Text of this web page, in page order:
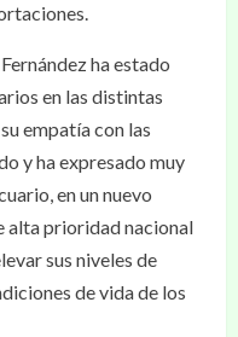
ha estado
en las distintas
empatía con las
y ha expresado muy
en un nuevo
alta prioridad nacional
sus niveles de
de vida de los